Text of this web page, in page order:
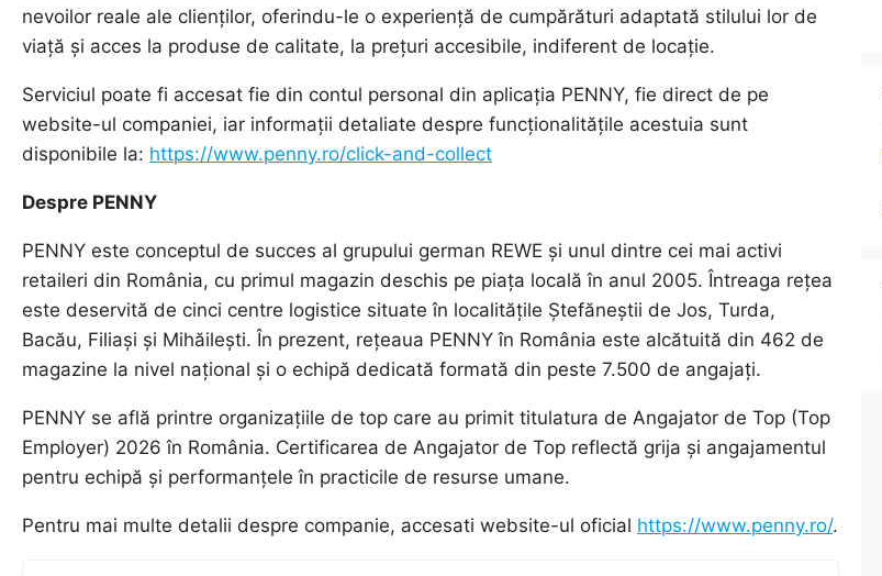
nevoilor reale ale clienților, oferindu-le o experiență de cumpărături adaptată stilului lor de
viață și acces la produse de calitate, la prețuri accesibile, indiferent de locație.
Serviciul poate fi accesat fie din contul personal din aplicația PENNY, fie direct de pe
website-ul companiei, iar informații detaliate despre funcționalitățile acestuia sunt
disponibile la: https://www.penny.ro/click-and-collect
Despre PENNY
PENNY este conceptul de succes al grupului german REWE și unul dintre cei mai activi
retaileri din România, cu primul magazin deschis pe piața locală în anul 2005. Întreaga rețea
este deservită de cinci centre logistice situate în localitățile Ștefăneștii de Jos, Turda,
Bacău, Filiași și Mihăilești. În prezent, rețeaua PENNY în România este alcătuită din 462 de
magazine la nivel național și o echipă dedicată formată din peste 7.500 de angajați.
PENNY se află printre organizațiile de top care au primit titulatura de Angajator de Top (Top
Employer) 2026 în România. Certificarea de Angajator de Top reflectă grija și angajamentul
pentru echipă și performanțele în practicile de resurse umane.
Pentru mai multe detalii despre companie, accesati website-ul oficial https://www.penny.ro/.